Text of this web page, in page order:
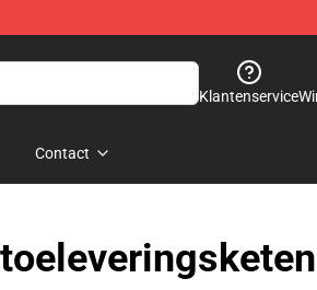
Klantenservice
Contact